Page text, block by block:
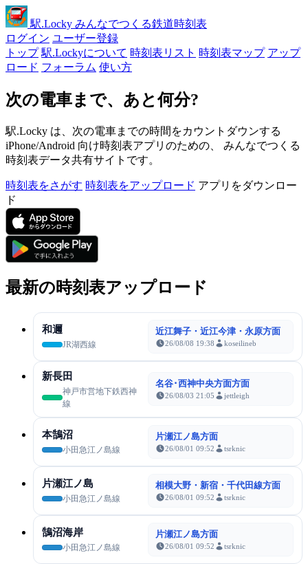
駅.Locky みんなでつくる鉄道時刻表
ログイン ユーザー登録
トップ 駅.Lockyについて 時刻表リスト 時刻表マップ アップ
ロード フォーラム 使い方
次の電車まで、あと何分?
駅.Locky は、次の電車までの時間をカウントダウンする
iPhone/Android 向け時刻表アプリのための、 みんなでつくる
時刻表データ共有サイトです。
時刻表をさがす 時刻表をアップロード アプリをダウンロー
ド
最新の時刻表アップロード
和邇
JR湖西線
近江舞子・近江今津・永原方面
26/08/08 19:38 koseilineb
新長田
神戸市営地下鉄西神
線
名谷･西神中央方面方面
26/08/03 21:05 jettleigh
本鵠沼
小田急江ノ島線
片瀬江ノ島方面
26/08/01 09:52 tsrknic
片瀬江ノ島
小田急江ノ島線
相模大野・新宿・千代田線方面
26/08/01 09:52 tsrknic
鵠沼海岸
小田急江ノ島線
片瀬江ノ島方面
26/08/01 09:52 tsrknic